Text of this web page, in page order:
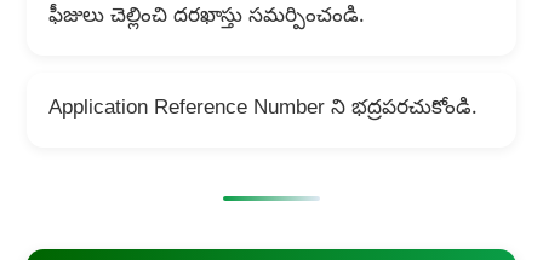
ఫీజులు చెల్లించి దరఖాస్తు సమర్పించండి.
Application Reference Number ని భద్రపరచుకోండి.